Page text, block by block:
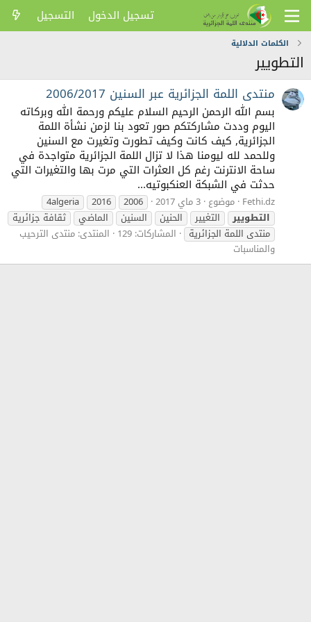
تسجيل الدخول التسجيل
الكلمات الدلالية
التطويير
منتدى اللمة الجزائرية عبر السنين 2006/2017
بسم الله الرحمن الرحيم السلام عليكم ورحمة الله وبركاته
اليوم وددت مشاركتكم صور تعود بنا لزمن نشأة اللمة
الجزائرية, كيف كانت وكيف تطورت وتغيرت مع السنين
وللحمد لله ليومنا هذا لا تزال اللمة الجزائرية متواجدة في
ساحة الانترنت رغم كل العثرات التي مرت بها والتغيرات التي
حدثت في الشبكة العنكبوتيه...
Fethi.dz موضوع 3 ماي 2017 2006
2016
4algeria
التطويير
التغيير الحنين السنين الماضي
ثقافة جزائرية
منتدى اللمة الجزائرية
المشاركات: 129 المنتدى: منتدى الترحيب
والمناسبات